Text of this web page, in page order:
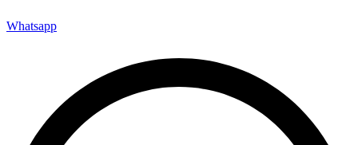
Whatsapp